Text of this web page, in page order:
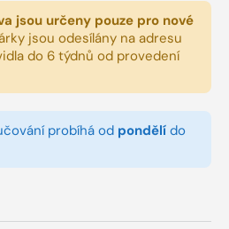
jsou určeny pouze pro nové
jsou odesílány na adresu
do 6 týdnů od provedení
probíhá od pondělí do